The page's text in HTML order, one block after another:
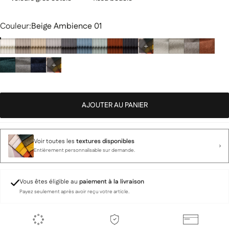
Couleur
Couleur:Beige Ambience 01
AJOUTER AU PANIER
Voir toutes les textures disponibles
Entièrement personnalisable sur demande.
Vous êtes éligible au paiement à la livraison
Payez seulement après avoir reçu votre article.